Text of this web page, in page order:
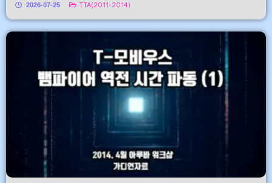
2026-07-25
TTA(2011-2014)